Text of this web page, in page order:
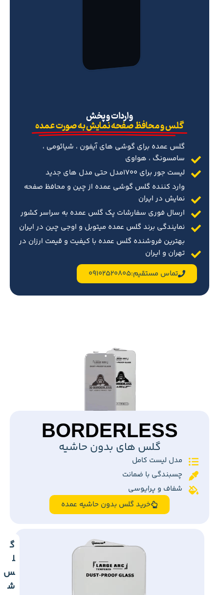
‌واردات و پخش
گلس و محافظ صفحه نمایش به صورت عمده
گلس عمده برای گوشی های آیفون ، شیائومی ،
سامسونگ ، هواوی
لیست جور برای 1700مدل حتی مدل های جدید
وارد کننده گلس گوشی عمده از چین و محافظ صفحه
نمایش در ایران
ارسال فوری سفارشات پک گلس عمده به سراسر کشور
نمایندگی برند گلس عمده میتوبل و اوجی چین در ایران
بهترین فروشنده گلس عمده با کیفیت و قیمت ارزان در
تهران و ایران
تماس مستقیم:09102520805
BORDERLESS
گلس های بدون حاشیه
مدل لیست کامل
چسبندگی با ضمانت
شفاف و پرایوسی
خرید گلس بدون حاشیه عمده
گ
ل
س
ش